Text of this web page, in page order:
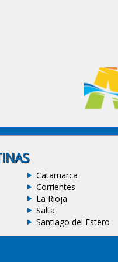
Catamarca
Corrientes
La Rioja
Salta
Santiago del Estero